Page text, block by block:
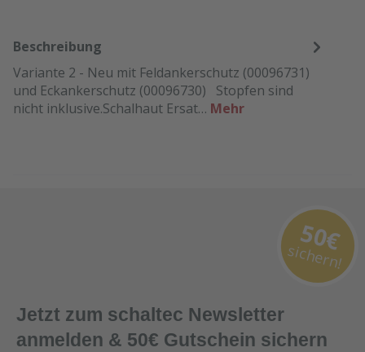
Beschreibung
Variante 2 - Neu mit Feldankerschutz (00096731)
und Eckankerschutz (00096730) Stopfen sind
nicht inklusive.Schalhaut Ersat… Mehr
Jetzt zum schaltec Newsletter
anmelden & 50€ Gutschein sichern
50€
sichern!